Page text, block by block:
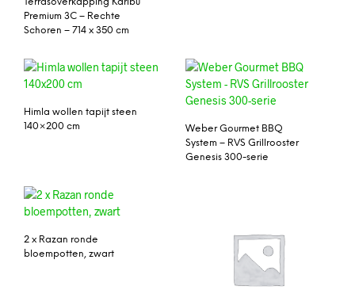
Premium 3C – Rechte
Schoren – 714 x 350 cm
Himla wollen tapijt steen
140×200 cm
Weber Gourmet BBQ
System – RVS Grillrooster
Genesis 300-serie
2 x Razan ronde
bloempotten, zwart